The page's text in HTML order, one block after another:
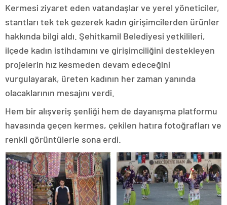
Kermesi ziyaret eden vatandaşlar ve yerel yöneticiler,
stantları tek tek gezerek kadın girişimcilerden ürünler
hakkında bilgi aldı. Şehitkamil Belediyesi yetkilileri,
ilçede kadın istihdamını ve girişimciliğini destekleyen
projelerin hız kesmeden devam edeceğini
vurgulayarak, üreten kadının her zaman yanında
olacaklarının mesajını verdi.
Hem bir alışveriş şenliği hem de dayanışma platformu
havasında geçen kermes, çekilen hatıra fotoğrafları ve
renkli görüntülerle sona erdi.